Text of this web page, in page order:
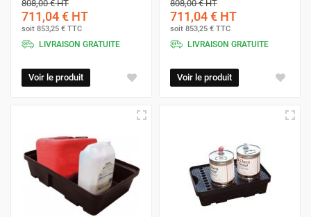
808,00 €HT
711,04 € HT
soit 853,25 € TTC
LIVRAISON GRATUITE
Voir le produit
808,00 €HT
711,04 € HT
soit 853,25 € TTC
LIVRAISON GRATUITE
Voir le produit